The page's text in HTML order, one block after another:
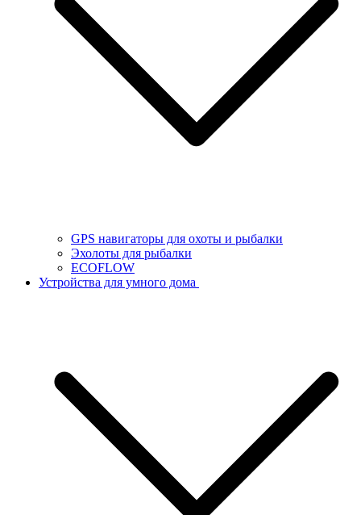
GPS навигаторы для охоты и рыбалки
Эхолоты для рыбалки
ECOFLOW
Устройства для умного дома